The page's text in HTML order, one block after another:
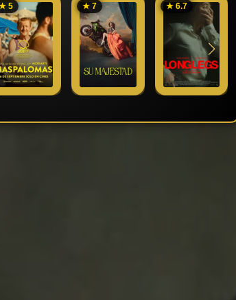
5 ★ 7 ★ 6.7